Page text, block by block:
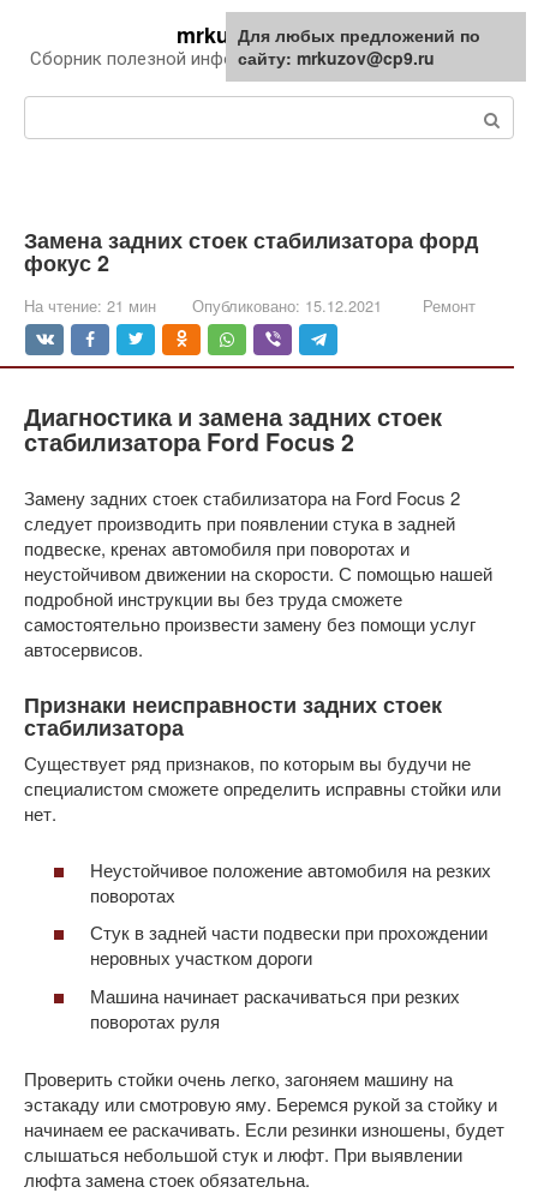
контенту
mrkuzov.ru
Сборник полезной информации про автомобили
Замена задних стоек стабилизатора форд
фокус 2
На чтение: 21 мин Опубликовано: 15.12.2021 Ремонт
Диагностика и замена задних стоек
стабилизатора Ford Focus 2
Замену задних стоек стабилизатора на Ford Focus 2
следует производить при появлении стука в задней
подвеске, кренах автомобиля при поворотах и
неустойчивом движении на скорости. С помощью нашей
подробной инструкции вы без труда сможете
самостоятельно произвести замену без помощи услуг
автосервисов.
Признаки неисправности задних стоек
стабилизатора
Существует ряд признаков, по которым вы будучи не
специалистом сможете определить исправны стойки или
нет.
Неустойчивое положение автомобиля на резких
поворотах
Стук в задней части подвески при прохождении
неровных участком дороги
Машина начинает раскачиваться при резких
поворотах руля
Проверить стойки очень легко, загоняем машину на
эстакаду или смотровую яму. Беремся рукой за стойку и
начинаем ее раскачивать. Если резинки изношены, будет
слышаться небольшой стук и люфт. При выявлении
люфта замена стоек обязательна.
Для любых предложений по
сайту: mrkuzov@cp9.ru
Для любых предложений по
сайту: mrkuzov@cp9.ru